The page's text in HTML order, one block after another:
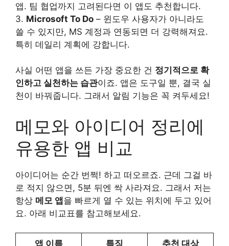
앱. 팀 협업까지 고려된다면 이 앱도 추천합니다.
3. Microsoft To Do – 윈도우 사용자가 아니라도
쓸 수 있지만, MS 계정과 연동되면 더 강력해져요.
특히 데일리 계획에 강합니다.
사실 어떤 앱을 쓰든 가장 중요한 건 정기적으로 확
인하고 실천하는 습관이죠. 앱은 도구일 뿐, 결국 실
천이 바꿔줍니다. 그래서 알림 기능은 꼭 켜두세요!
메모와 아이디어 정리에
유용한 앱 비교
아이디어는 순간 번쩍! 하고 떠오르죠. 근데 그걸 바
로 적지 않으면, 5분 뒤엔 싹 사라져요. 그래서 저는
항상 메모 앱을 빠르게 열 수 있는 위치에 두고 있어
요. 아래 비교표를 참고해보세요.
앱 이름 특징 추천 대상